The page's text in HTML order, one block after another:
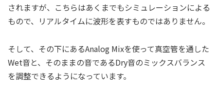
されますが、こちらはあくまでもシミュレーションによる
もので、リアルタイムに波形を表すものではありません。
そして、その下にあるAnalog Mixを使って真空管を通した
Wet音と、そのままの音であるDry音のミックスバランス
を調整できるようになっています。